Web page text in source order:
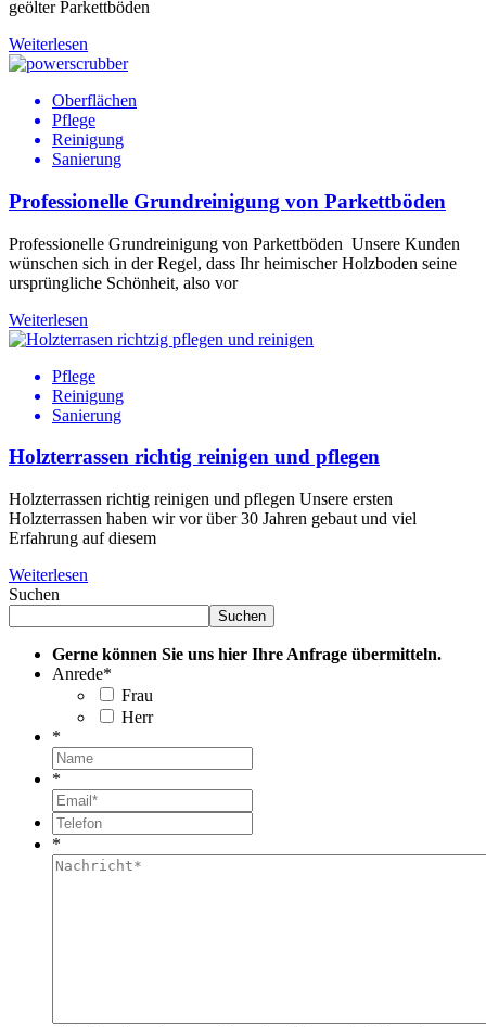
geölter Parkettböden
Weiterlesen
Oberflächen
Pflege
Reinigung
Sanierung
Professionelle Grundreinigung von Parkettböden
Professionelle Grundreinigung von Parkettböden Unsere Kunden
wünschen sich in der Regel, dass Ihr heimischer Holzboden seine
ursprüngliche Schönheit, also vor
Weiterlesen
Pflege
Reinigung
Sanierung
Holzterrassen richtig reinigen und pflegen
Holzterrassen richtig reinigen und pflegen Unsere ersten
Holzterrassen haben wir vor über 30 Jahren gebaut und viel
Erfahrung auf diesem
Weiterlesen
Suchen
Suchen
Gerne können Sie uns hier Ihre Anfrage übermitteln.
Anrede*
Frau
Herr
*
*
*